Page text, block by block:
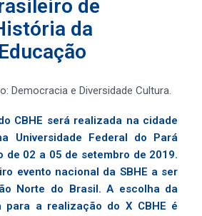
de
da
Educação
Democracia e Diversidade Cultura.
CBHE será realizada na cidade
Universidade Federal do Pará
de 02 a 05 de setembro de 2019.
evento nacional da SBHE a ser
Norte do Brasil. A escolha da
para a realização do X CBHE é